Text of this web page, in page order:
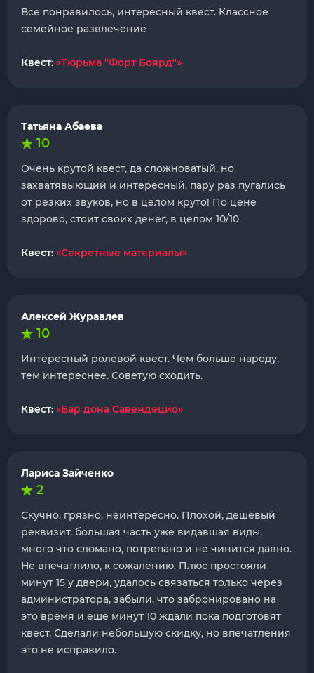
Все понравилось, интересный квест. Классное
семейное развлечение
Квест: «Тюрьма "Форт Боярд"»
Татьяна Абаева
10
Очень крутой квест, да сложноватый, но
захватявыющий и интересный, пару раз пугались
от резких звуков, но в целом круто! По цене
здорово, стоит своих денег, в целом 10/10
Квест: «Секретные материалы»
Алексей Журавлев
10
Интересный ролевой квест. Чем больше народу,
тем интереснее. Советую сходить.
Квест: «Бар дона Савендецио»
Лариса Зайченко
2
Скучно, грязно, неинтересно. Плохой, дешевый
реквизит, большая часть уже видавшая виды,
много что сломано, потрепано и не чинится давно.
Не впечатлило, к сожалению. Плюс простояли
минут 15 у двери, удалось связаться только через
администратора, забыли, что забронировано на
это время и еще минут 10 ждали пока подготовят
квест. Сделали небольшую скидку, но впечатления
это не исправило.